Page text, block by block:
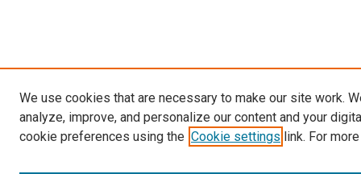
We use cookies that are necessary to make our site work.
analyze, improve, and personalize our content and your
cookie preferences using the Cookie settings link. For